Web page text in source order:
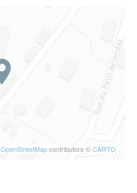
OpenStreetMapcontributors ©CARTO